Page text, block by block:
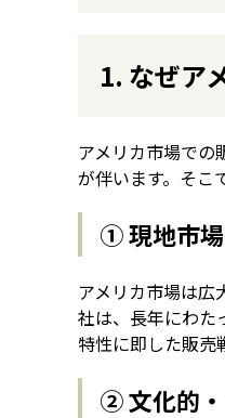
1. なぜア
アメリカ市場での
が伴います。そこ
① 現地市
アメリカ市場は広
社は、長年にわた
特性に即した販売
② 文化的